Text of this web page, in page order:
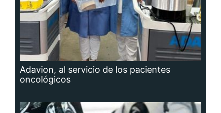
Adavion, al servicio de los pacientes
oncológicos